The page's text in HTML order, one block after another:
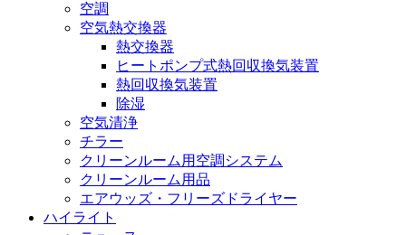
空調
空気熱交換器
熱交換器
ヒートポンプ式熱回収換気装置
熱回収換気装置
除湿
空気清浄
チラー
クリーンルーム用空調システム
クリーンルーム用品
エアウッズ・フリーズドライヤー
ハイライト